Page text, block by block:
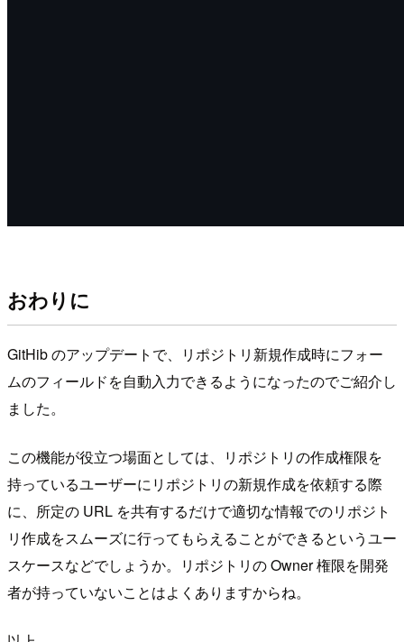
おわりに
GitHib のアップデートで、リポジトリ新規作成時にフォー
ムのフィールドを自動入力できるようになったのでご紹介し
ました。
この機能が役立つ場面としては、リポジトリの作成権限を
持っているユーザーにリポジトリの新規作成を依頼する際
に、所定の URL を共有するだけで適切な情報でのリポジト
リ作成をスムーズに行ってもらえることができるというユー
スケースなどでしょうか。リポジトリの Owner 権限を開発
者が持っていないことはよくありますからね。